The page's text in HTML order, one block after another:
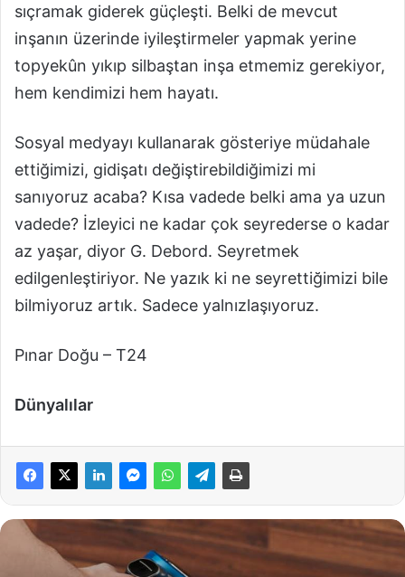
sıçramak giderek güçleşti. Belki de mevcut
inşanın üzerinde iyileştirmeler yapmak yerine
topyekûn yıkıp silbaştan inşa etmemiz gerekiyor,
hem kendimizi hem hayatı.
Sosyal medyayı kullanarak gösteriye müdahale
ettiğimizi, gidişatı değiştirebildiğimizi mi
sanıyoruz acaba? Kısa vadede belki ama ya uzun
vadede? İzleyici ne kadar çok seyrederse o kadar
az yaşar, diyor G. Debord. Seyretmek
edilgenleştiriyor. Ne yazık ki ne seyrettiğimizi bile
bilmiyoruz artık. Sadece yalnızlaşıyoruz.
Pınar Doğu – T24
Dünyalılar